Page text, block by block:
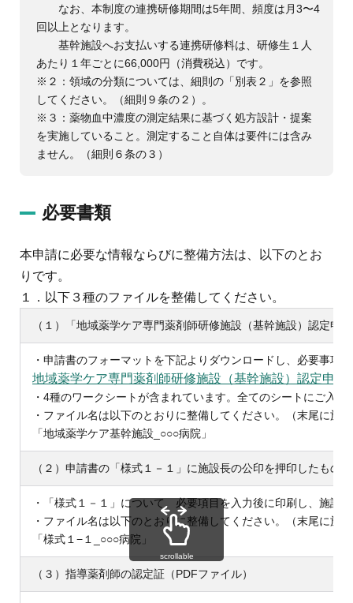
なお、本制度の連携研修期間は5年間、頻度は月3〜4
回以上となります。
基幹施設へお支払いする連携研修料は、研修生１人
あたり１年ごとに66,000円（消費税込）です。
※２：領域の分類については、細則の「別表２」を参照
してください。（細則９条の２）。
※３：薬物血中濃度の測定結果に基づく処方設計・提案
を実施していること。測定すること自体は要件には含み
ません。（細則６条の３）
必要書類
本申請に必要な情報ならびに整備方法は、以下のとお
りです。
１．以下３種のファイルを整備してください。
（１）「地域薬学ケア専門薬剤師研修施設（基幹施設）認定申
・申請書のフォーマットを下記よりダウンロードし、必要事項
地域薬学ケア専門薬剤師研修施設（基幹施設）認定申
・4種のワークシートが含まれています。全てのシートにご入力
・ファイル名は以下のとおりに整備してください。（末尾に施
「地域薬学ケア基幹施設_○○○病院」
（２）申請書の「様式１－１」に施設長の公印を押印したもの
・「様式１－１」について、必要項目を入力後に印刷し、施設
・ファイル名は以下のとおりに整備してください。（末尾に施
「様式１−１_○○○病院」
（３）指導薬剤師の認定証（PDFファイル）
scrollable